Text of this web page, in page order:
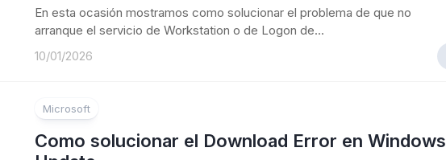
En esta ocasión mostramos como solucionar el problema de que no
arranque el servicio de Workstation o de Logon de...
10/01/2026
Microsoft
Como solucionar el Download Error en Windows